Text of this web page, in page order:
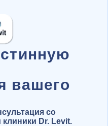
вашего
со
Dr. Levit.